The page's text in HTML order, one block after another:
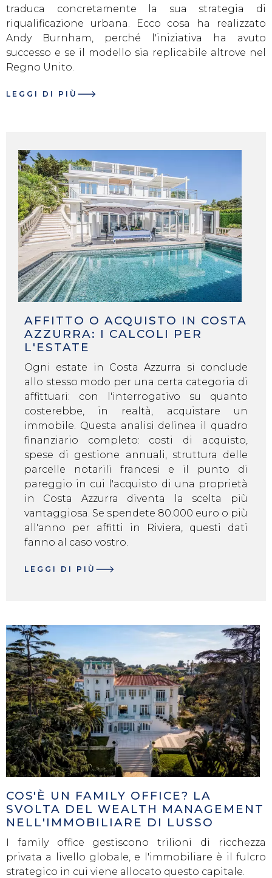
traduca concretamente la sua strategia di
riqualificazione urbana. Ecco cosa ha realizzato
Andy Burnham, perché l'iniziativa ha avuto
successo e se il modello sia replicabile altrove nel
Regno Unito.
LEGGI DI PIÙ
AFFITTO O ACQUISTO IN COSTA
AZZURRA: I CALCOLI PER
L'ESTATE
Ogni estate in Costa Azzurra si conclude
allo stesso modo per una certa categoria di
affittuari: con l'interrogativo su quanto
costerebbe, in realtà, acquistare un
immobile. Questa analisi delinea il quadro
finanziario completo: costi di acquisto,
spese di gestione annuali, struttura delle
parcelle notarili francesi e il punto di
pareggio in cui l'acquisto di una proprietà
in Costa Azzurra diventa la scelta più
vantaggiosa. Se spendete 80.000 euro o più
all'anno per affitti in Riviera, questi dati
fanno al caso vostro.
LEGGI DI PIÙ
COS'È UN FAMILY OFFICE? LA
SVOLTA DEL WEALTH MANAGEMENT
NELL'IMMOBILIARE DI LUSSO
I family office gestiscono trilioni di ricchezza
privata a livello globale, e l'immobiliare è il fulcro
strategico in cui viene allocato questo capitale.